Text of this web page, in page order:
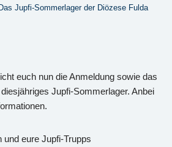
Jupfi-Sommerlager der Diözese Fulda
euch nun die Anmeldung sowie das
Jupfi-Sommerlager. Anbei
und eure Jupfi-Trupps